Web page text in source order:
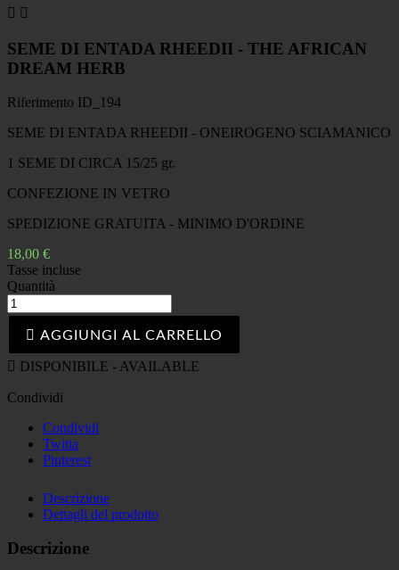
 
SEME DI ENTADA RHEEDII - THE AFRICAN
DREAM HERB
Riferimento ID_194
SEME DI ENTADA RHEEDII - ONEIROGENO SCIAMANICO
1 SEME DI CIRCA 15/25 gr.
CONFEZIONE IN VETRO
SPEDIZIONE GRATUITA - MINIMO D'ORDINE
18,00 €
Tasse incluse
Quantità
AGGIUNGI AL CARRELLO
 DISPONIBILE - AVAILABLE
Condividi
Condividi
Twitta
Pinterest
Descrizione
Dettagli del prodotto
Descrizione